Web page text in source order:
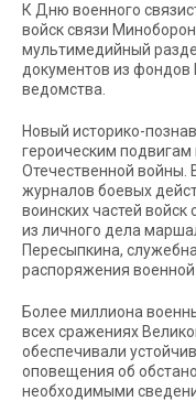
К Дню военного
войск связи
мультимедийный
документов из фондов
ведомства.
Новый историко-
героическим
Отечественной войны.
журналов боевых
воинских частей
из личного дела
Пересыпкина,
распоряжения военной
Более миллиона
всех сражениях
обеспечивали
оповещения об
необходимыми